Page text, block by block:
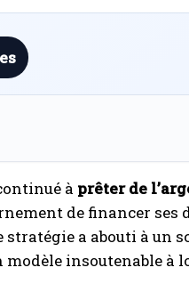
à prêter de
de financer
stratégie a abouti à un
modèle insoutenable à